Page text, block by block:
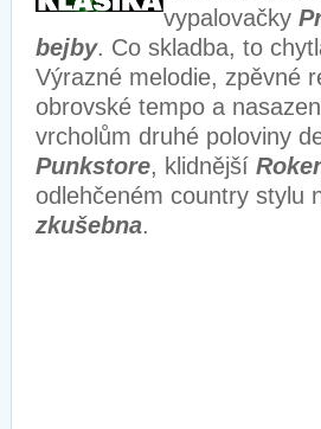
vypalovačky
bejby. Co skladba, to
Výrazné melodie, zpěvné
obrovské tempo a
vrcholům druhé poloviny
Punkstore, klidnější
odlehčeném country stylu
zkušebna.